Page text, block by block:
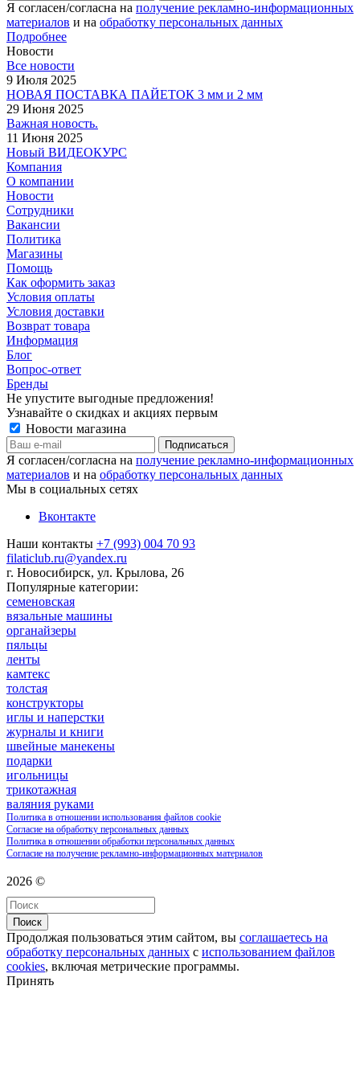
Я согласен/согласна на получение рекламно-информационных
материалов и на обработку персональных данных
Подробнее
Новости
Все новости
9 Июля 2025
НОВАЯ ПОСТАВКА ПАЙЕТОК 3 мм и 2 мм
29 Июня 2025
Важная новость.
11 Июня 2025
Новый ВИДЕОКУРС
Компания
О компании
Новости
Сотрудники
Вакансии
Политика
Магазины
Помощь
Как оформить заказ
Условия оплаты
Условия доставки
Возврат товара
Информация
Блог
Вопрос-ответ
Бренды
Не упустите выгодные предложения!
Узнавайте о скидках и акциях первым
Новости магазина
Я согласен/согласна на получение рекламно-информационных
материалов и на обработку персональных данных
Мы в социальных сетях
Вконтакте
Наши контакты +7 (993) 004 70 93
filaticlub.ru@yandex.ru
г. Новосибирск, ул. Крылова, 26
Популярные категории:
семеновская
вязальные машины
органайзеры
пяльцы
ленты
камтекс
толстая
конструкторы
иглы и наперстки
журналы и книги
швейные манекены
подарки
игольницы
трикотажная
валяния руками
Политика в отношении использования файлов cookie
Согласие на обработку персональных данных
Политика в отношении обработки персональных данных
Согласие на получение рекламно-информационных материалов
2026 ©
Поиск
Продолжая пользоваться этим сайтом, вы соглашаетесь на
обработку персональных данных с использованием файлов
cookies, включая метрические программы.
Принять